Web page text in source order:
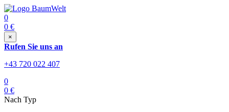
0
0 €
×
Rufen Sie uns an
+43 720 022 407
0
0 €
Nach Typ